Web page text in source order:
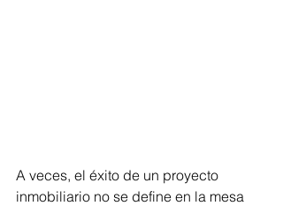
A veces, el éxito de un proyecto
inmobiliario no se define en la mesa